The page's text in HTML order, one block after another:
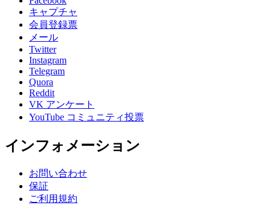
キャプチャ
会員登録票
メール
Twitter
Instagram
Telegram
Quora
Reddit
VK アンケート
YouTube コミュニティ投票
インフォメーション
お問い合わせ
保証
ご利用規約